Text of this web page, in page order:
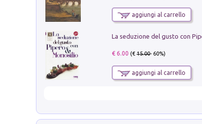
aggiungi al carrello
€ 6.00 (€15.00- 60%)
aggiungi al carrello